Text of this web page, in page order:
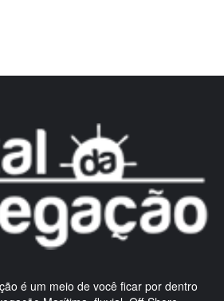
é um meio de você ficar por dentro